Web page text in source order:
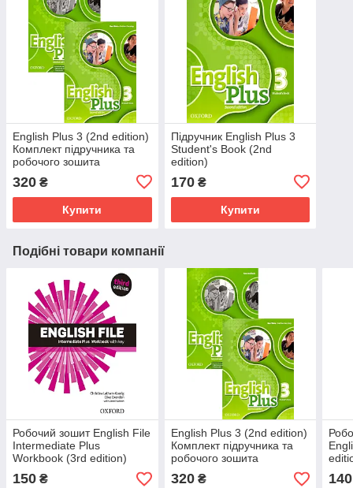
English Plus 3 (2nd edition)
Комплект підручника та
робочого зошита
320 ₴
Купити
Підручник English Plus 3
Student's Book (2nd
edition)
170₴
Купити
Подібні товари компанії
Робочий зошит English File
Intermediate Plus
Workbook (3rd edition)
150 ₴
English Plus 3 (2nd edition)
Комплект підручника та
робочого зошита
320₴ 140